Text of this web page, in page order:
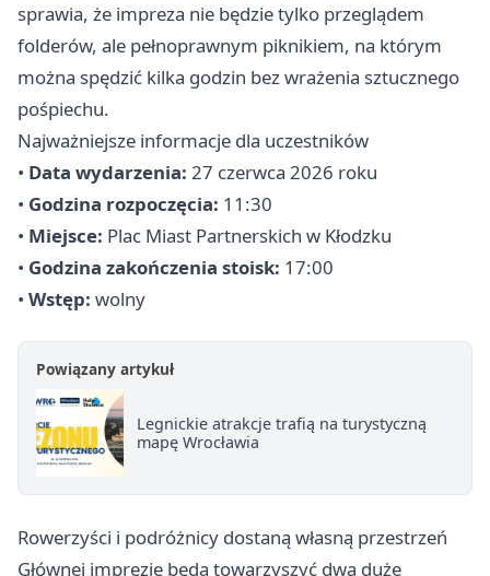
sprawia, że impreza nie będzie tylko przeglądem
folderów, ale pełnoprawnym piknikiem, na którym
można spędzić kilka godzin bez wrażenia sztucznego
pośpiechu.
Najważniejsze informacje dla uczestników
• Data wydarzenia: 27 czerwca 2026 roku
• Godzina rozpoczęcia: 11:30
• Miejsce: Plac Miast Partnerskich w Kłodzku
• Godzina zakończenia stoisk: 17:00
• Wstęp: wolny
Powiązany artykuł
Legnickie atrakcje trafią na turystyczną
mapę Wrocławia
Rowerzyści i podróżnicy dostaną własną przestrzeń
Głównej imprezie będą towarzyszyć dwa duże